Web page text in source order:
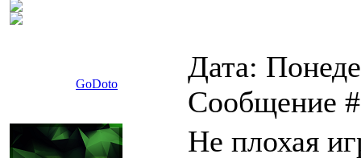
GoDoto
Дата:
Сообщение
Не плохая